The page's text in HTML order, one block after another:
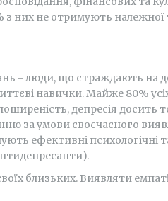
з них не отримують належної
- люди, що страждають на
навички. Майже 80%
депресія досить
за умови своєчасного
ефективні психологічні
близьких. Виявляти